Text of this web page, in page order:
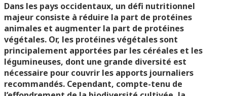
Dans les pays occidentaux, un défi nutritionnel
majeur consiste à réduire la part de protéines
animales et augmenter la part de protéines
végétales. Or, les protéines végétales sont
principalement apportées par les céréales et les
légumineuses, dont une grande diversité est
nécessaire pour couvrir les apports journaliers
recommandés. Cependant, compte-tenu de